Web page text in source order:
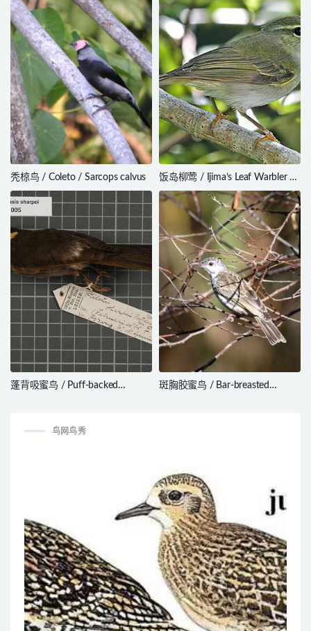
秃椋鸟 / Coleto / Sarcops calvus
饭岛柳莺 / Ijima’s Leaf Warbler /
Phylloscopus ijimae
蓬背吸蜜鸟 / Puff-backed
斑胸胶蜜鸟 / Bar-breasted
鸟网鸟秀